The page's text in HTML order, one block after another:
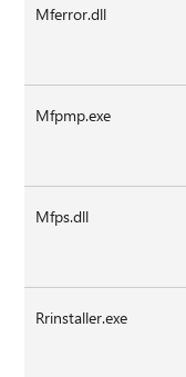
Mferror.dll
Mfpmp.exe
Mfps.dll
Rrinstaller.exe